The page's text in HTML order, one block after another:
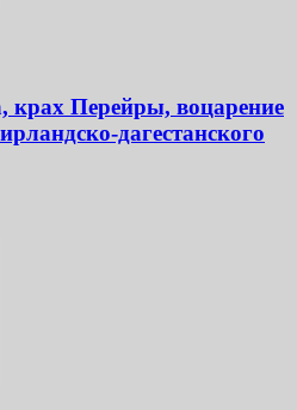
крах Перейры, воцарение
дагестанского